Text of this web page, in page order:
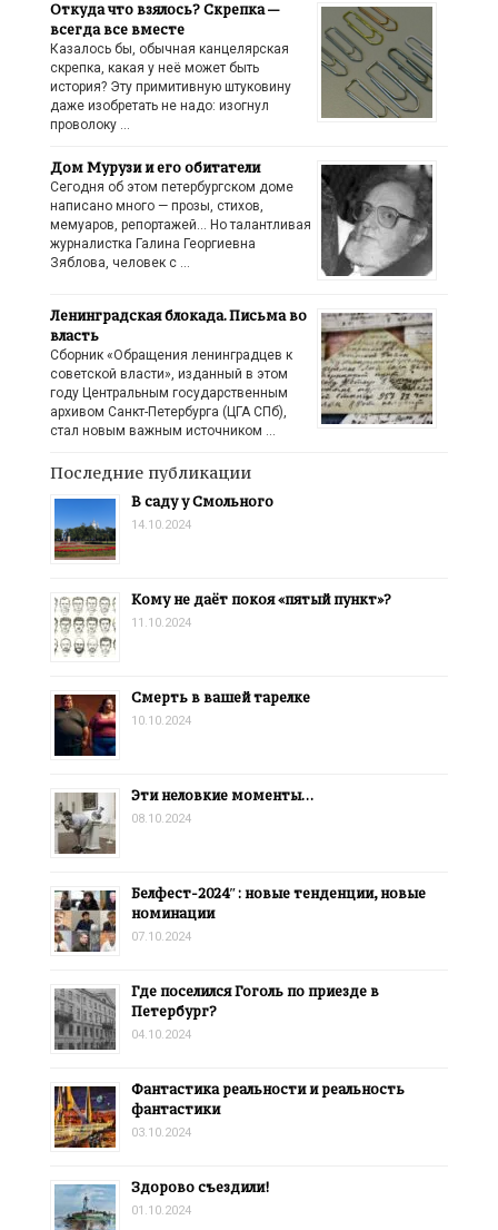
Откуда что взялось? Скрепка —
всегда все вместе
Казалось бы, обычная канцелярская
скрепка, какая у неё может быть
история? Эту примитивную штуковину
даже изобретать не надо: изогнул
проволоку …
Дом Мурузи и его обитатели
Сегодня об этом петербургском доме
написано много — прозы, стихов,
мемуаров, репортажей… Но талантливая
журналистка Галина Георгиевна
Зяблова, человек с …
Ленинградская блокада. Письма во
власть
Сборник «Обращения ленинградцев к
советской власти», изданный в этом
году Центральным государственным
архивом Санкт-Петербурга (ЦГА СПб),
стал новым важным источником …
Последние публикации
В саду у Смольного
14.10.2024
Кому не даёт покоя «пятый пункт»?
11.10.2024
Смерть в вашей тарелке
10.10.2024
Эти неловкие моменты…
08.10.2024
Белфест-2024″: новые тенденции, новые
номинации
07.10.2024
Где поселился Гоголь по приезде в
Петербург?
04.10.2024
Фантастика реальности и реальность
фантастики
03.10.2024
Здорово съездили!
01.10.2024